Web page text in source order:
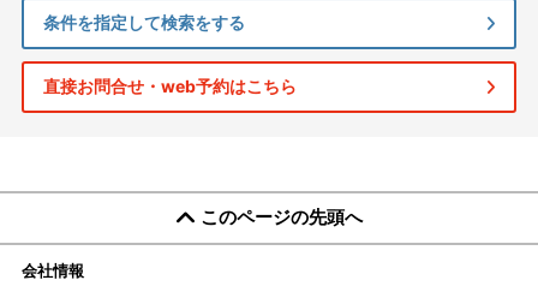
条件を指定して検索をする
直接お問合せ・web予約はこちら
このページの先頭へ
会社情報